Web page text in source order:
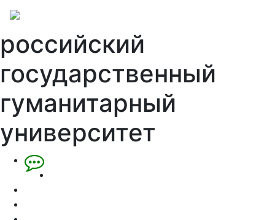
российский
государственный
гуманитарный
университет